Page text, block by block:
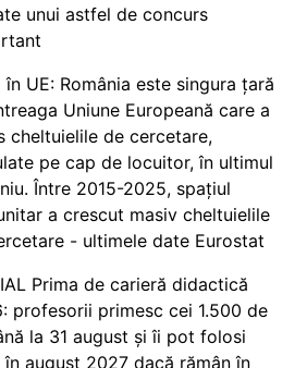
unui astfel de concurs
în UE: România este singura țară
Uniune Europeană care a
cheltuielile de cercetare,
pe cap de locuitor, în ultimul
Între 2015-2025, spațiul
a crescut masiv cheltuielile
- ultimele date Eurostat
Prima de carieră didactică
profesorii primesc cei 1.500 de
la 31 august și îi pot folosi
în august 2027 dacă rămân în